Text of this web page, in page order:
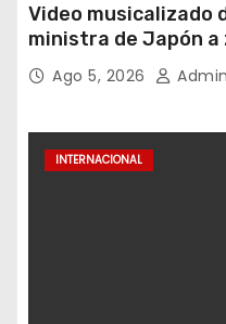
Video musicalizado
ministra de Japón
sismo suscita críticas
Ago 5, 2026 Admin
INTERNACIONAL